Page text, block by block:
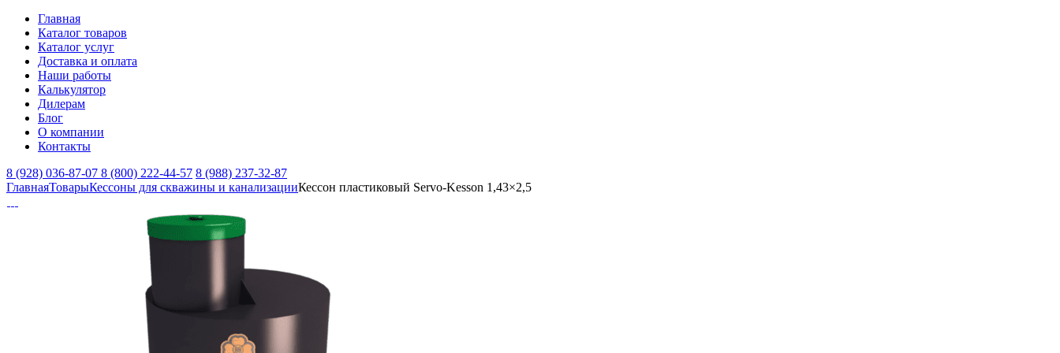
Главная
Каталог товаров
Каталог услуг
Доставка и оплата
Наши работы
Калькулятор
Дилерам
Блог
О компании
Контакты
8 (928) 036-87-07 8 (800) 222-44-57 8 (988) 237-32-87
ГлавнаяТоварыКессоны для скважины и канализацииКессон пластиковый Servo-Kesson 1,43×2,5